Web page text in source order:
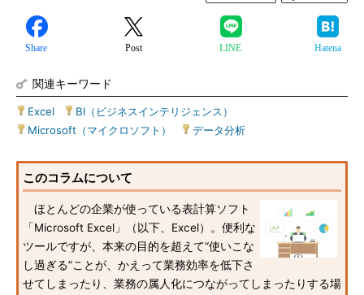
Share Post LINE Hatena
関連キーワード
Excel BI（ビジネスインテリジェンス）
Microsoft（マイクロソフト）
データ分析
このコラムについて
ほとんどの企業が使っている表計算ソフト
「Microsoft Excel」（以下、Excel）。便利な
ツールですが、本来の目的を超えて“使いこな
し過ぎる”ことが、かえって業務効率を低下さ
せてしまったり、業務の属人化につながってしまったりする場